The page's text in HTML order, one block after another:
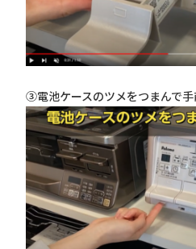
③電池ケースのツメをつまんで